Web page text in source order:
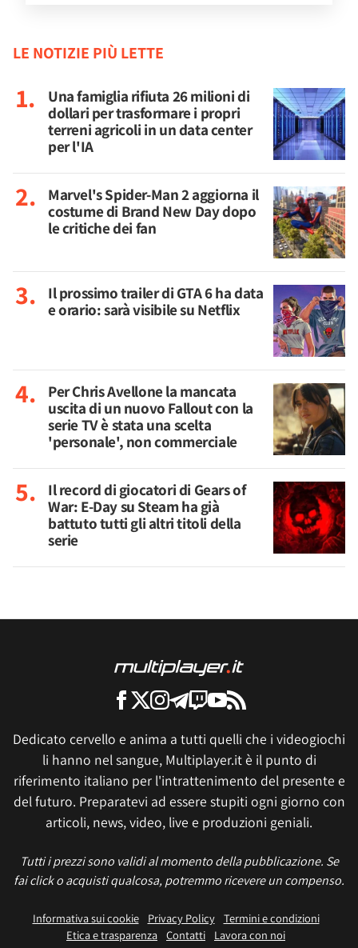
LE NOTIZIE PIÙ LETTE
Una famiglia rifiuta 26 milioni di
dollari per trasformare i propri
terreni agricoli in un data center
per l'IA
Marvel's Spider-Man 2 aggiorna il
costume di Brand New Day dopo
le critiche dei fan
Il prossimo trailer di GTA 6 ha data
e orario: sarà visibile su Netflix
Per Chris Avellone la mancata
uscita di un nuovo Fallout con la
serie TV è stata una scelta
'personale', non commerciale
Il record di giocatori di Gears of
War: E-Day su Steam ha già
battuto tutti gli altri titoli della
serie
Dedicato cervello e anima a tutti quelli che i videogiochi
li hanno nel sangue, Multiplayer.it è il punto di
riferimento italiano per l'intrattenimento del presente e
del futuro. Preparatevi ad essere stupiti ogni giorno con
articoli, news, video, live e produzioni geniali.
Tutti i prezzi sono validi al momento della pubblicazione. Se
fai click o acquisti qualcosa, potremmo ricevere un compenso.
Informativa sui cookie Privacy Policy
Termini e condizioni
Etica e trasparenza Contatti Lavora con noi